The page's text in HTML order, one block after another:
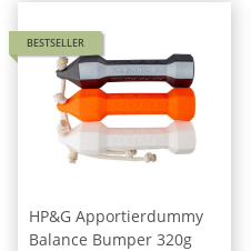
BESTSELLER
HP&G Apportierdummy
Balance Bumper 320g